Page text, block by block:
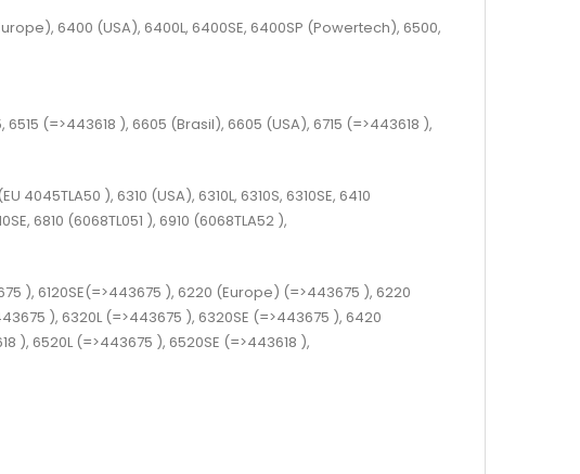
6400 (USA), 6400L, 6400SE, 6400SP (Powertech), 6500,
6515 (=>443618 ), 6605 (Brasil), 6605 (USA), 6715 (=>443618 ),
(EU 4045TLA50 ), 6310 (USA), 6310L, 6310S, 6310SE, 6410
6810 (6068TL051 ), 6910 (6068TLA52 ),
), 6120SE(=>443675 ), 6220 (Europe) (=>443675 ), 6220
), 6320L(=>443675 ), 6320SE (=>443675 ), 6420
), 6520L(=>443675 ), 6520SE (=>443618 ),